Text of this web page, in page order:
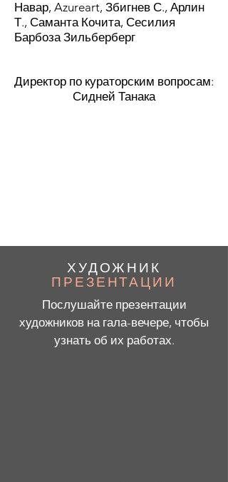
Навар, Azureart, Збигнев С., Арлин
Т., Саманта Кочита, Сесилия
Барбоза Зильберберг
Директор по кураторским вопросам:
Сидней Танака
ХУДОЖНИК
ПРЕЗЕНТАЦИИ
Послушайте презентации
художников на гала-вечере, чтобы
узнать об их работах.